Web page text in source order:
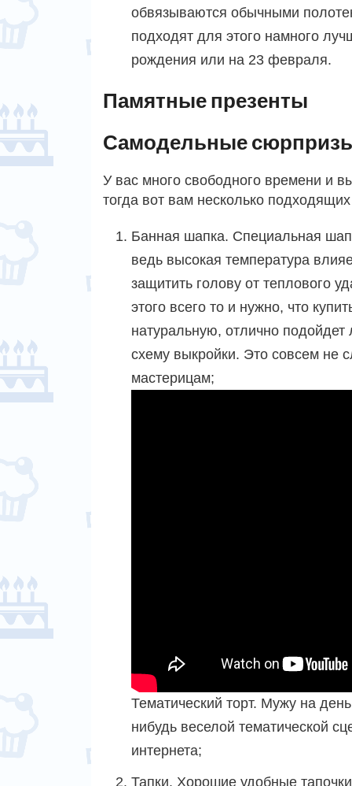
обвязываются обычными
подходят для этого намного
рождения или на 23 февраля.
Памятные презенты
Самодельные
У вас много свободного времени и
тогда вот вам несколько
Банная шапка. Специальная
ведь высокая температура
защитить голову от теплового
этого всего то и нужно, что
натуральную, отлично подойдет
схему выкройки. Это совсем
мастерицам;
Тематический торт. Мужу на
нибудь веселой тематической
интернета;
Тапки. Хорошие удобные